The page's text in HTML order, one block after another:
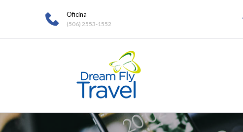
Oficina
(506) 2553-1552